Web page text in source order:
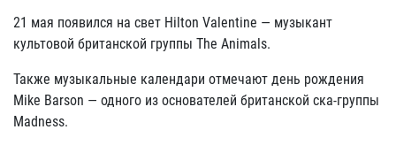
21 мая появился на свет Hilton Valentine — музыкант
культовой британской группы The Animals.
Также музыкальные календари отмечают день рождения
Mike Barson — одного из основателей британской ска-группы
Madness.